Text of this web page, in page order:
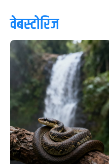
वेबस्टोरिज